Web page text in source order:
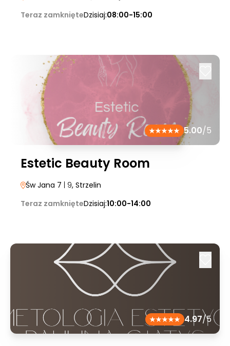
Teraz zamknięteDzisiaj:08:00-15:00
5.00/5
Estetic Beauty Room
Św Jana 7 | 9, Strzelin
Teraz zamknięteDzisiaj:10:00-14:00
4.97/5